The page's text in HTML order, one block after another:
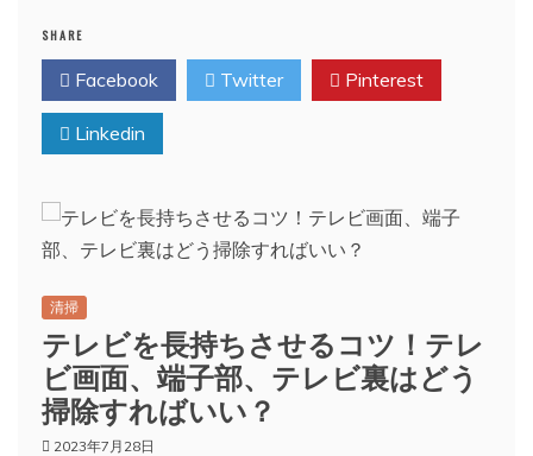
SHARE
Facebook Twitter Pinterest
Linkedin
清掃
テレビを長持ちさせるコツ！テレ
ビ画面、端子部、テレビ裏はどう
掃除すればいい？
2023年7月28日